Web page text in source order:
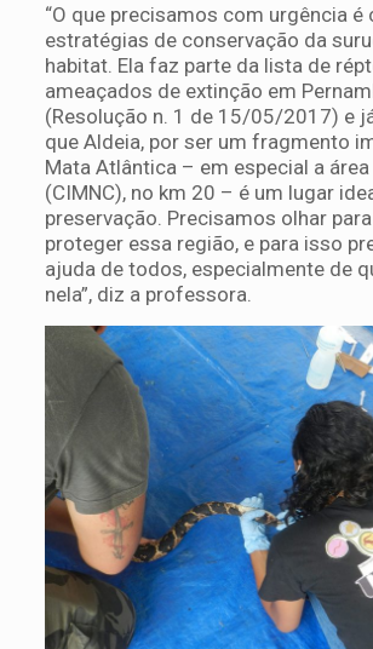
“O que precisamos com urgência é
estratégias de conservação da
habitat. Ela faz parte da lista de
ameaçados de extinção em
(Resolução n. 1 de 15/05/2017) e
que Aldeia, por ser um fragmento
Mata Atlântica – em especial a
(CIMNC), no km 20 – é um lugar
preservação. Precisamos olhar
proteger essa região, e para isso
ajuda de todos, especialmente de
nela”, diz a professora.